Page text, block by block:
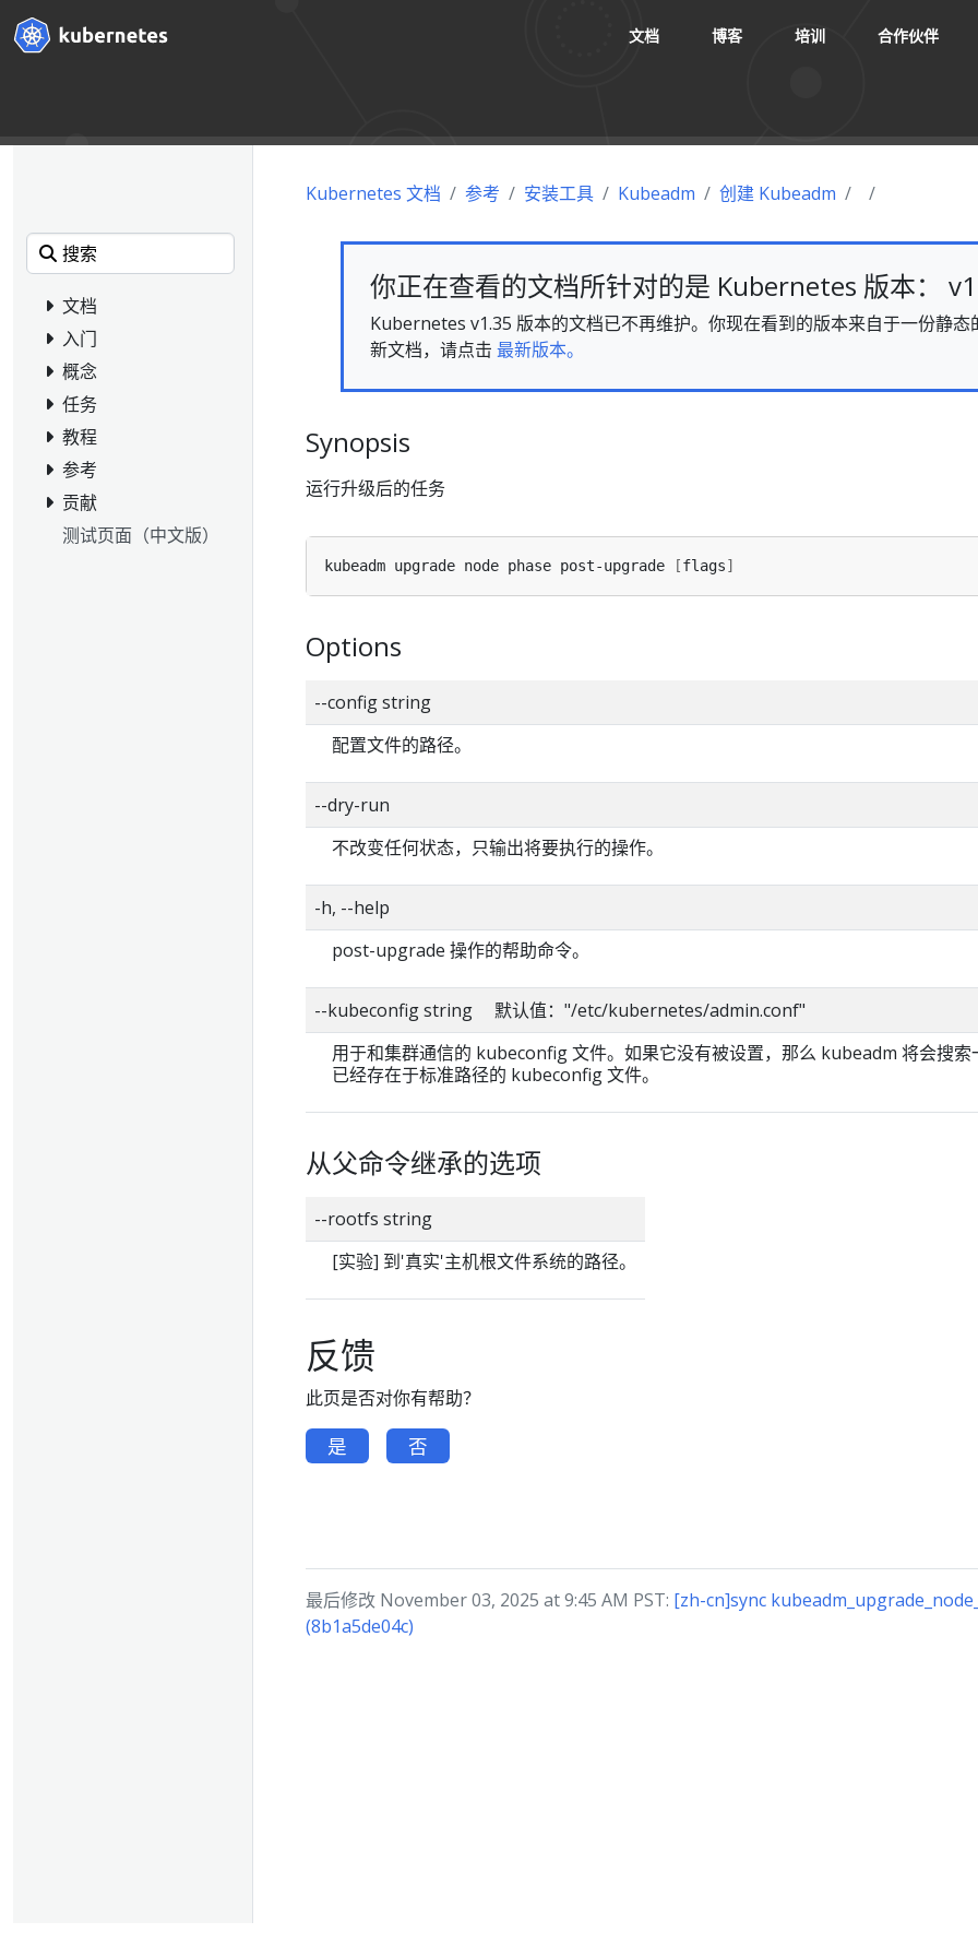
文档 博客 培训 合作伙伴
文档
入门
概念
任务
教程
参考
贡献
测试页面（中文版）
Kubernetes 文档 参考 安装工具 Kubeadm 创建 Kubeadm
你正在查看的文档所针对的是 Kubernetes 版本：
Kubernetes v1.35 版本的文档已不再维护。你现在看到的版本来自于一份静态
新文档，请点击 最新版本。
Synopsis
运行升级后的任务
kubeadm upgrade node phase post-upgrade [flags]
Options
--config string
配置文件的路径。
--dry-run
不改变任何状态，只输出将要执行的操作。
-h, --help
post-upgrade 操作的帮助命令。
--kubeconfig string 默认值："/etc/kubernetes/admin.conf"
用于和集群通信的 kubeconfig 文件。如果它没有被设置，那么 kubeadm 将会搜索
已经存在于标准路径的 kubeconfig 文件。
从父命令继承的选项
--rootfs string
[实验] 到'真实'主机根文件系统的路径。
反馈
此页是否对你有帮助？
是 否
最后修改 November 03, 2025 at 9:45 AM PST: [zh-cn]sync
(8b1a5de04c)